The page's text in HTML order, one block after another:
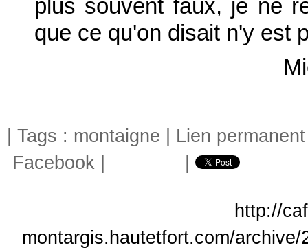
plus souvent faux, je ne
que ce qu'on disait n'y est
| Tags : montaigne Lien permanent
Facebook
http://
montargis.hautetfort.com/